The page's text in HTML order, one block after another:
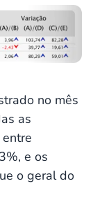
no mês
as
e os
o geral do